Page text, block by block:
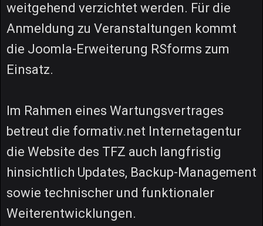
weitgehend verzichtet werden. Für die
Anmeldung zu Veranstaltungen kommt
die Joomla-Erweiterung RSforms zum
Einsatz.
Im Rahmen eines Wartungsvertrages
betreut die formativ.net Internetagentur
die Website des TFZ auch langfristig
hinsichtlich Updates, Backup-Management
sowie technischer und funktionaler
Weiterentwicklungen.